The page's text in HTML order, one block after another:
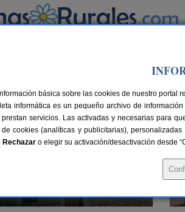
Busca
> San Esteban de Litera
Casas Rurales cerca de San
básica sobre las cookies de nuestro portal
informática es un pequeño archivo de
servicios. Las activadas y necesarias para
cookies (analíticas y publicitarias),
Rechazar o elegir su activación/desactivación desde